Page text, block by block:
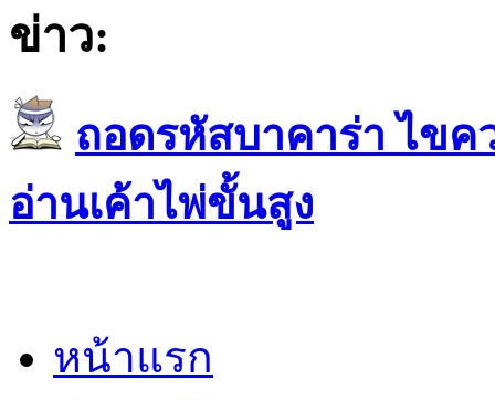
ข่าว:
ถอดรหัสบาคาร่า ไขค
อ่านเค้าไพ่ขั้นสูง
หน้าแรก